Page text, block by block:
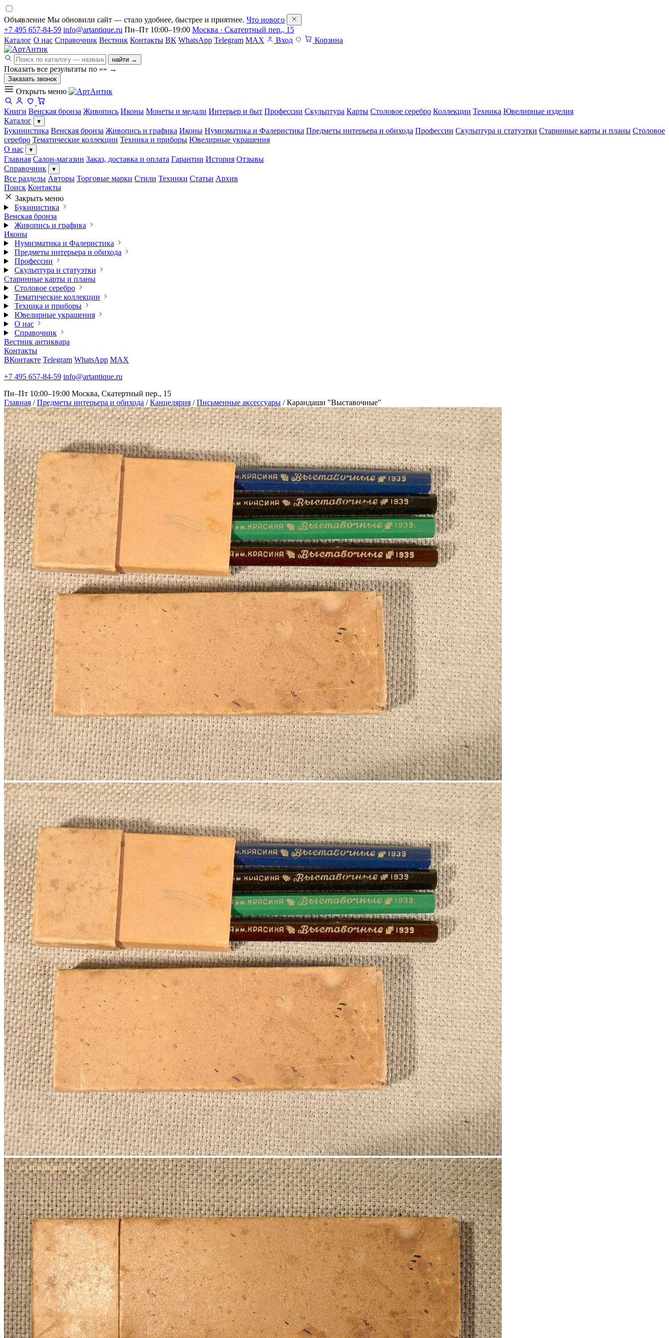
Объявление Мы обновили сайт — стало удобнее, быстрее и приятнее. Что нового
+7 495 657-84-59 info@artantique.ru Пн–Пт 10:00–19:00 Москва · Скатертный пер., 15
Каталог О нас Справочник Вестник Контакты ВК WhatsApp Telegram MAX Вход Корзина
найти →
Показать все результаты по «» →
Заказать звонок
Открыть меню
Книги Венская бронза Живопись Иконы Монеты и медали Интерьер и быт Профессии Скульптура Карты Столовое серебро Коллекции Техника Ювелирные изделия
Каталог
▾
Букинистика Венская бронза Живопись и графика Иконы Нумизматика и Фалеристика Предметы интерьера и обихода Профессии Скульптура и статуэтки Старинные карты и планы Столовое
серебро Тематические коллекции Техника и приборы Ювелирные украшения
О нас
▾
Главная Салон-магазин Заказ, доставка и оплата Гарантии История Отзывы
Справочник
▾
Все разделы Авторы Торговые марки Стили Техники Статьи Архив
Поиск Контакты
Закрыть меню
Букинистика
Венская бронза
Живопись и графика
Иконы
Нумизматика и Фалеристика
Предметы интерьера и обихода
Профессии
Скульптура и статуэтки
Старинные карты и планы
Столовое серебро
Тематические коллекции
Техника и приборы
Ювелирные украшения
О нас
Справочник
Вестник антиквара
Контакты
ВКонтакте Telegram WhatsApp MAX
+7 495 657-84-59 info@artantique.ru
Пн–Пт 10:00–19:00 Москва, Скатертный пер., 15
Главная / Предметы интерьера и обихода / Канцелярия / Письменные аксессуары / Карандаши "Выставочные"